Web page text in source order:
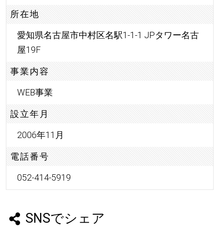
所在地
愛知県名古屋市中村区名駅1-1-1 JPタワー名古
屋19F
事業内容
WEB事業
設立年月
2006年11月
電話番号
052-414-5919
SNSでシェア